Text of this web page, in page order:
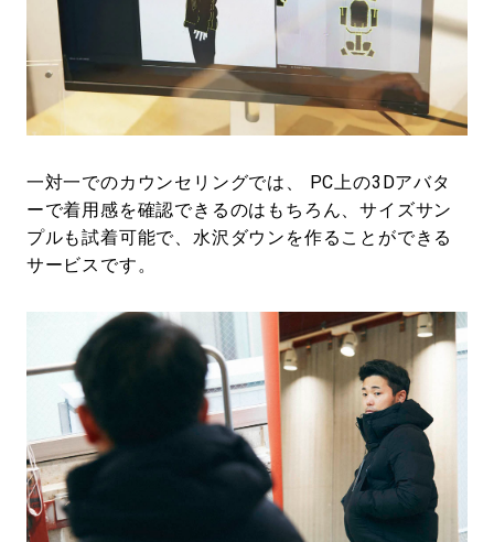
一対一でのカウンセリングでは、 PC上の3Dアバタ
ーで着用感を確認できるのはもちろん、サイズサン
プルも試着可能で、水沢ダウンを作ることができる
サービスです。